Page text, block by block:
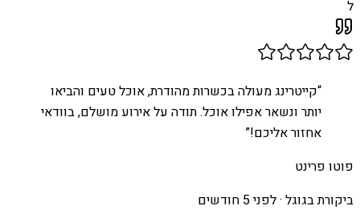
ל
“קייטרינג מעולה בכשרות מהודרת, אוכל טעים והביאו
יותר ונשאר אפילו אוכל. תודה על אירוע מושלם, בוודאי
אחזור אליכם!”
פוטו פרינט
ביקורת בגוגל ·לפני 5 חודשים